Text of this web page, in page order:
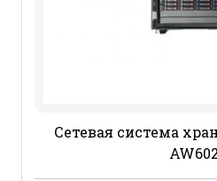
Сетевая система